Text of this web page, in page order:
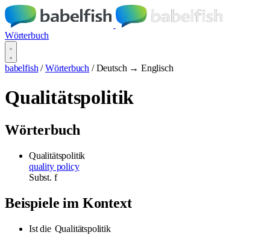
Wörterbuch
babelfish / Wörterbuch / Deutsch → Englisch
Qualitätspolitik
Wörterbuch
Qualitätspolitik
quality policy
Subst. f
Beispiele im Kontext
Ist die Qualitätspolitik